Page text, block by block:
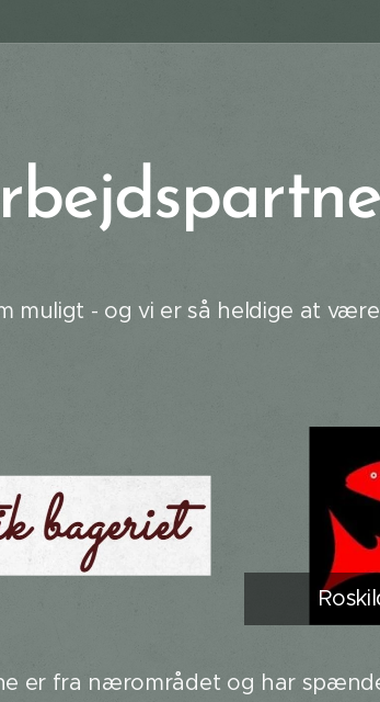
muligt - og vi er så heldige at
er fra nærområdet og har